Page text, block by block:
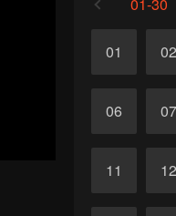
01 02
06 07
11 12